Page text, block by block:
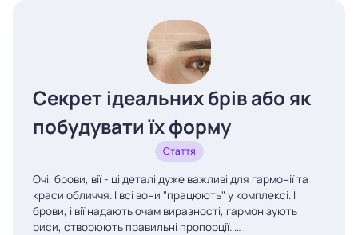
Секрет ідеальних брів або як
побудувати їх форму
Стаття
Очі, брови, вії - ці деталі дуже важливі для гармонії та
краси обличчя. І всі вони "працюють" у комплексі. І
брови, і вії надають очам виразності, гармонізують
риси, створюють правильні пропорції. …